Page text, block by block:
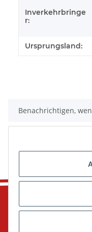
Inverkehrbringe
r:
Ursprungsland:
Benachrichtigen,